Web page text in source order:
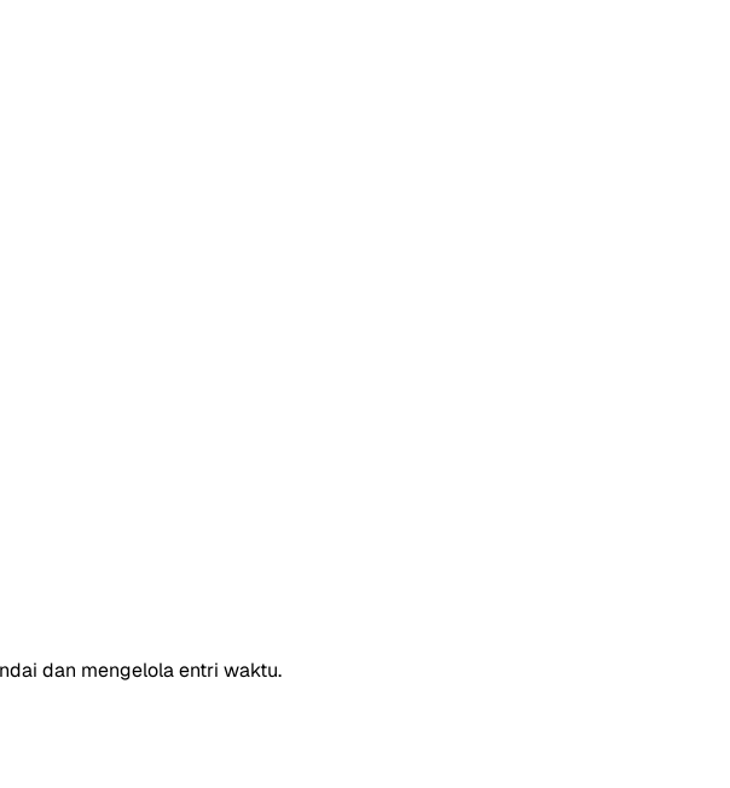
dan mengelola entri waktu.